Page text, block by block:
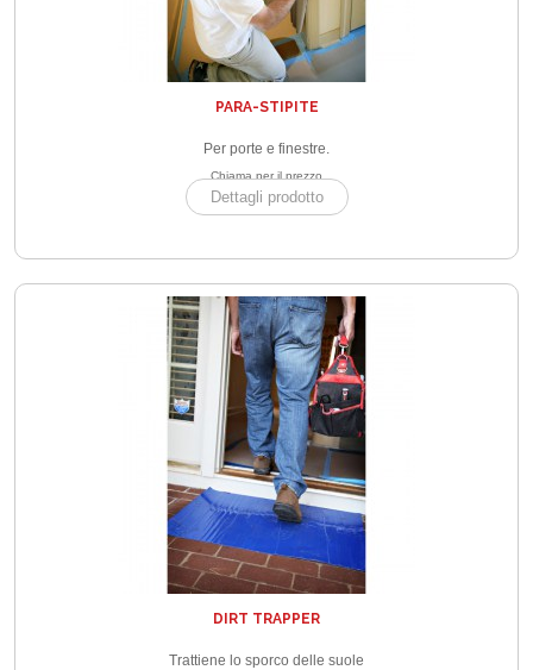
PARA-STIPITE
Per porte e finestre.
Chiama per il prezzo
Dettagli prodotto
DIRT TRAPPER
Trattiene lo sporco delle suole